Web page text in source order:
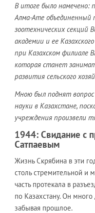
В итоге было намечено:
Алма-Ате объединенный
зоотехнических секций
академии и ее
при Казахском филиале
которая станет
развития сельского
Мною был поднят
науки в Казахстане,
учреждения произвели
1944: Свидание с
Сатпаевым
Жизнь Скрябина в эти
столь стремительной и
часть протекала в
по Казахстану. Он
забывая прошлое.